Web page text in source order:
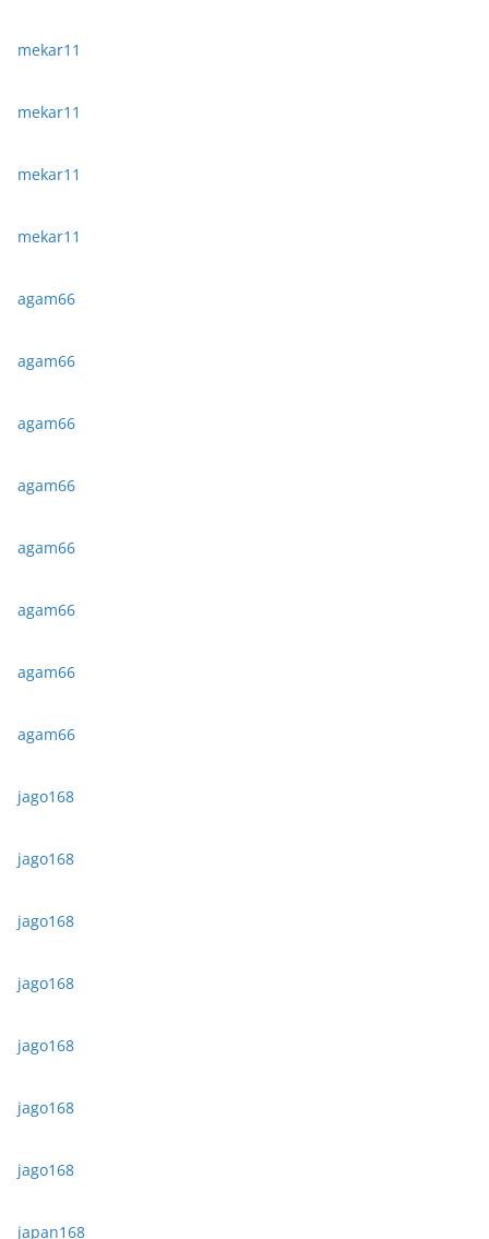
mekar11
mekar11
mekar11
mekar11
agam66
agam66
agam66
agam66
agam66
agam66
agam66
agam66
jago168
jago168
jago168
jago168
jago168
jago168
jago168
japan168